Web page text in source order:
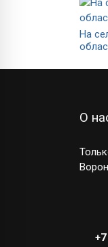
На
О